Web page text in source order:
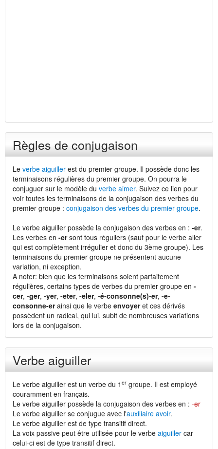
Règles de conjugaison
Le verbe aiguiller est du premier groupe. Il possède donc les
terminaisons régulières du premier groupe. On pourra le
conjuguer sur le modèle du verbe aimer. Suivez ce lien pour
voir toutes les terminaisons de la conjugaison des verbes du
premier groupe : conjugaison des verbes du premier groupe.
Le verbe aiguiller possède la conjugaison des verbes en : -er.
Les verbes en -ersont tous réguliers (sauf pour le verbe aller
qui est complètement irrégulier et donc du 3ème groupe). Les
terminaisons du premier groupe ne présentent aucune
variation, ni exception.
A noter: bien que les terminaisons soient parfaitement
régulières, certains types de verbes du premier groupe en -
cer, -ger, -yer, -eter, -eler, -é-consonne(s)-er, -e-
consonne-erainsi que le verbe envoyeret ces dérivés
possèdent un radical, qui lui, subit de nombreuses variations
lors de la conjugaison.
Verbe aiguiller
Le verbe aiguiller est un verbe du 1 er groupe. Il est employé
couramment en français.
Le verbe aiguiller possède la conjugaison des verbes en : -er
Le verbe aiguiller se conjugue avec l'auxiliaire avoir.
Le verbe aiguiller est de type transitif direct.
La voix passive peut être utilisée pour le verbe aiguiller car
celui-ci est de type transitif direct.